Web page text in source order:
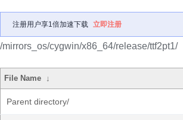
注册用户享1倍加速下载 立即注册
/mirrors_os/cygwin/x86_64/release/ttf2pt1/
File Name ↓
Parent directory/